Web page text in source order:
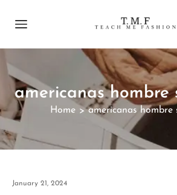
americanas hombre
Home > americanas hombre
January 21, 2024